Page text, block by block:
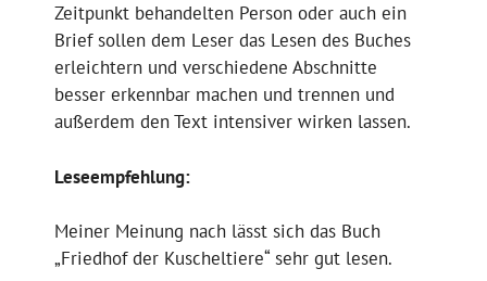
Zeitpunkt behandelten Person oder auch ein
Brief sollen dem Leser das Lesen des Buches
erleichtern und verschiedene Abschnitte
besser erkennbar machen und trennen und
außerdem den Text intensiver wirken lassen.
Leseempfehlung:
Meiner Meinung nach lässt sich das Buch
„Friedhof der Kuscheltiere“ sehr gut lesen.